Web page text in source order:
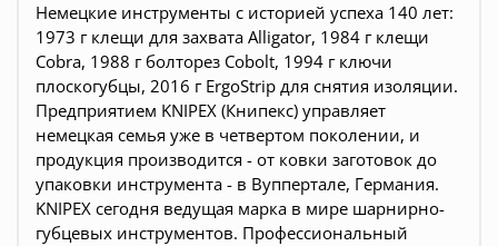
Немецкие инструменты c историей успеха 140 лет:
1973 г клещи для захвата Alligator, 1984 г клещи
Cobra, 1988 г болторез Cobolt, 1994 г ключи
плоскогубцы, 2016 г ErgoStrip для снятия изоляции.
Предприятием KNIPEX (Книпекс) управляет
немецкая семья уже в четвертом поколении, и
продукция производится - от ковки заготовок до
упаковки инструмента - в Вуппертале, Германия.
KNIPEX сегодня ведущая марка в мире шарнирно-
губцевых инструментов. Профессиональный